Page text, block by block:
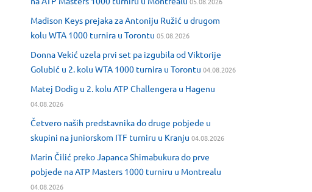
Madison Keys prejaka za Antoniju Ružić u drugom
kolu WTA 1000 turnira u Torontu 05.08.2026
Donna Vekić uzela prvi set pa izgubila od Viktorije
Golubić u 2. kolu WTA 1000 turnira u Torontu 04.08.2026
Matej Dodig u 2. kolu ATP Challengera u Hagenu
04.08.2026
Četvero naših predstavnika do druge pobjede u
skupini na juniorskom ITF turniru u Kranju 04.08.2026
Marin Čilić preko Japanca Shimabukura do prve
pobjede na ATP Masters 1000 turniru u Montrealu
04.08.2026